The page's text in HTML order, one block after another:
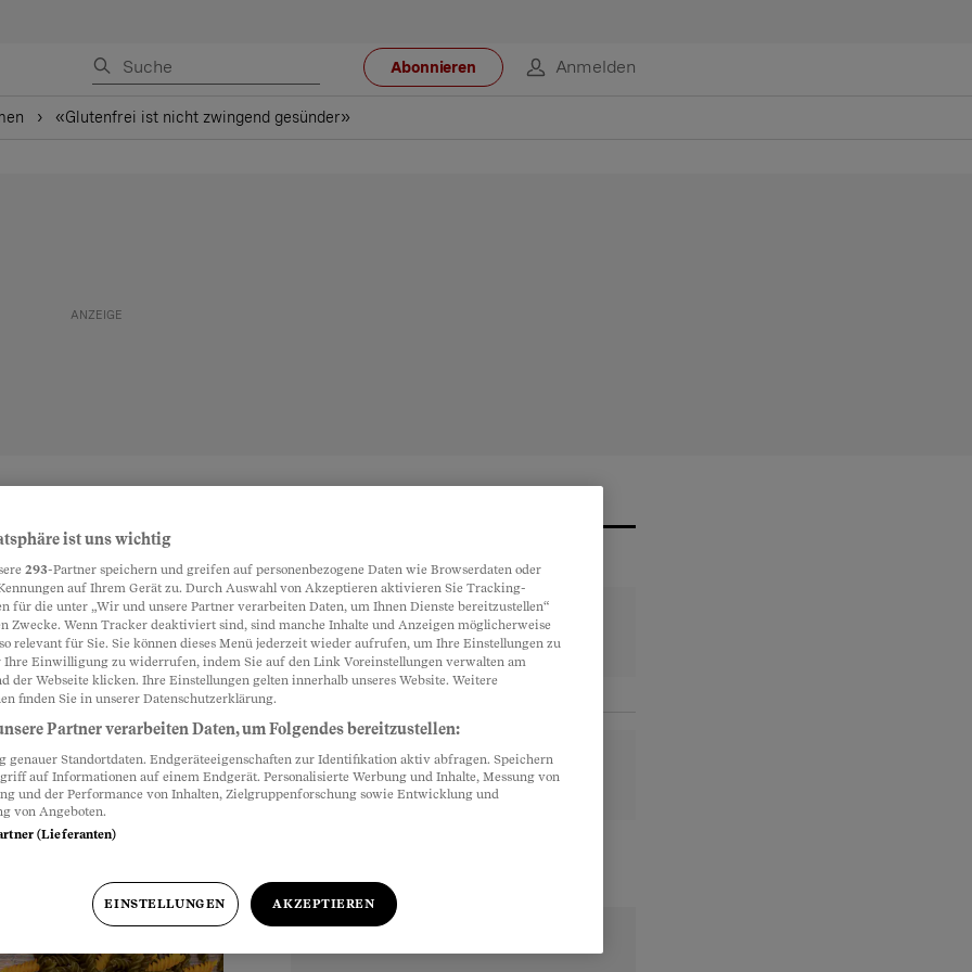
Abonnieren Anmelden
«Glutenfrei ist nicht zwingend gesünder»
riskiert
David Fäh.
ist uns wichtig
293-Partner speichern und greifen auf personenbezogene Daten wie Browserdaten oder
auf Ihrem Gerät zu. Durch Auswahl von Akzeptieren aktivieren Sie Tracking-
für die unter „Wir und unsere Partner verarbeiten Daten, um Ihnen Dienste bereitzustellen“
Zwecke. Wenn Tracker deaktiviert sind, sind manche Inhalte und Anzeigen möglicherweise
relevant für Sie. Sie können dieses Menü jederzeit wieder aufrufen, um Ihre Einstellungen zu
Ihre Einwilligung zu widerrufen, indem Sie auf den Link Voreinstellungen verwalten am
der Webseite klicken. Ihre Einstellungen gelten innerhalb unseres Website. Weitere
finden Sie in unserer Datenschutzerklärung.
Partner verarbeiten Daten, um Folgendes bereitzustellen:
genauer Standortdaten. Endgeräteeigenschaften zur Identifikation aktiv abfragen. Speichern
auf Informationen auf einem Endgerät. Personalisierte Werbung und Inhalte, Messung von
und der Performance von Inhalten, Zielgruppenforschung sowie Entwicklung und
von Angeboten.
(Lieferanten)
EINSTELLUNGEN AKZEPTIEREN